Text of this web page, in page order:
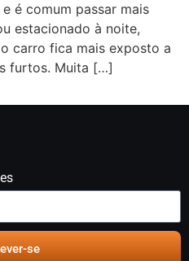
é comum passar mais
estacionado à noite,
carro fica mais exposto a
furtos. Muita […]
se